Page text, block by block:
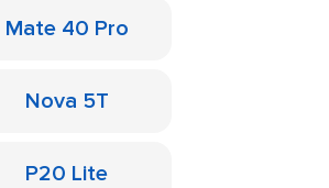
Mate 40 Pro
Nova 5T
P20 Lite